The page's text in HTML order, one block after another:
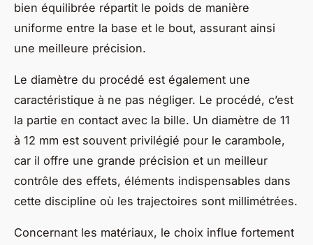
bien équilibrée répartit le poids de manière
uniforme entre la base et le bout, assurant ainsi
une meilleure précision.
Le diamètre du procédé est également une
caractéristique à ne pas négliger. Le procédé, c’est
la partie en contact avec la bille. Un diamètre de 11
à 12 mm est souvent privilégié pour le carambole,
car il offre une grande précision et un meilleur
contrôle des effets, éléments indispensables dans
cette discipline où les trajectoires sont millimétrées.
Concernant les matériaux, le choix influe fortement